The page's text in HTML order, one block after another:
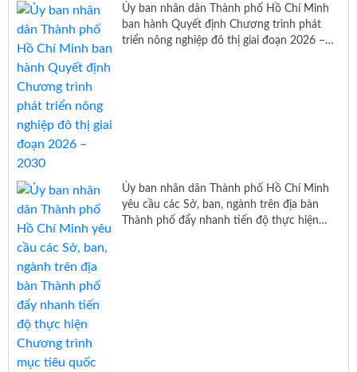
Ủy ban nhân dân Thành phố Hồ Chí Minh
ban hành Quyết định Chương trình phát
triển nông nghiệp đô thị giai đoạn 2026 –
Ủy ban nhân dân Thành phố Hồ Chí Minh
yêu cầu các Sở, ban, ngành trên địa bàn
Thành phố đẩy nhanh tiến độ thực hiện